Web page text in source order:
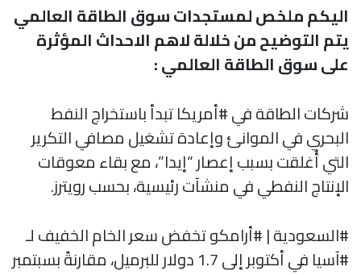
اليكم ملخص لمستجدات سوق الطاقة العالمي
يتم التوضيح من خلالة لاهم الاحداث المؤثرة
على سوق الطاقة العالمي :
شركات الطاقة في #أمريكا تبدأ باستخراج النفط
البحري في الموانئ وإعادة تشغيل مصافي التكرير
التي أُغلقت بسبب إعصار “إيدا”، مع بقاء معوقات
الإنتاج النفطي في منشآت رئيسية، بحسب رويترز.
#السعودية | #أرامكو تخفض سعر الخام الخفيف لـ
#آسيا في أكتوبر إلى 1.7 دولار للبرميل، مقارنةً بسبتمبر